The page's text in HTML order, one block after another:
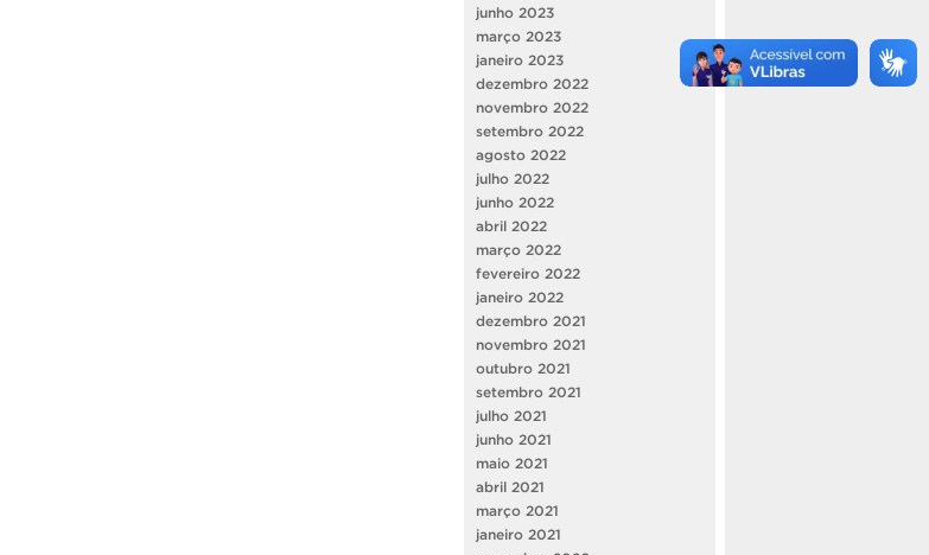
junho 2023
março 2023
janeiro 2023
dezembro 2022
novembro 2022
setembro 2022
agosto 2022
julho 2022
junho 2022
abril 2022
março 2022
fevereiro 2022
janeiro 2022
dezembro 2021
novembro 2021
outubro 2021
setembro 2021
julho 2021
junho 2021
maio 2021
abril 2021
março 2021
janeiro 2021